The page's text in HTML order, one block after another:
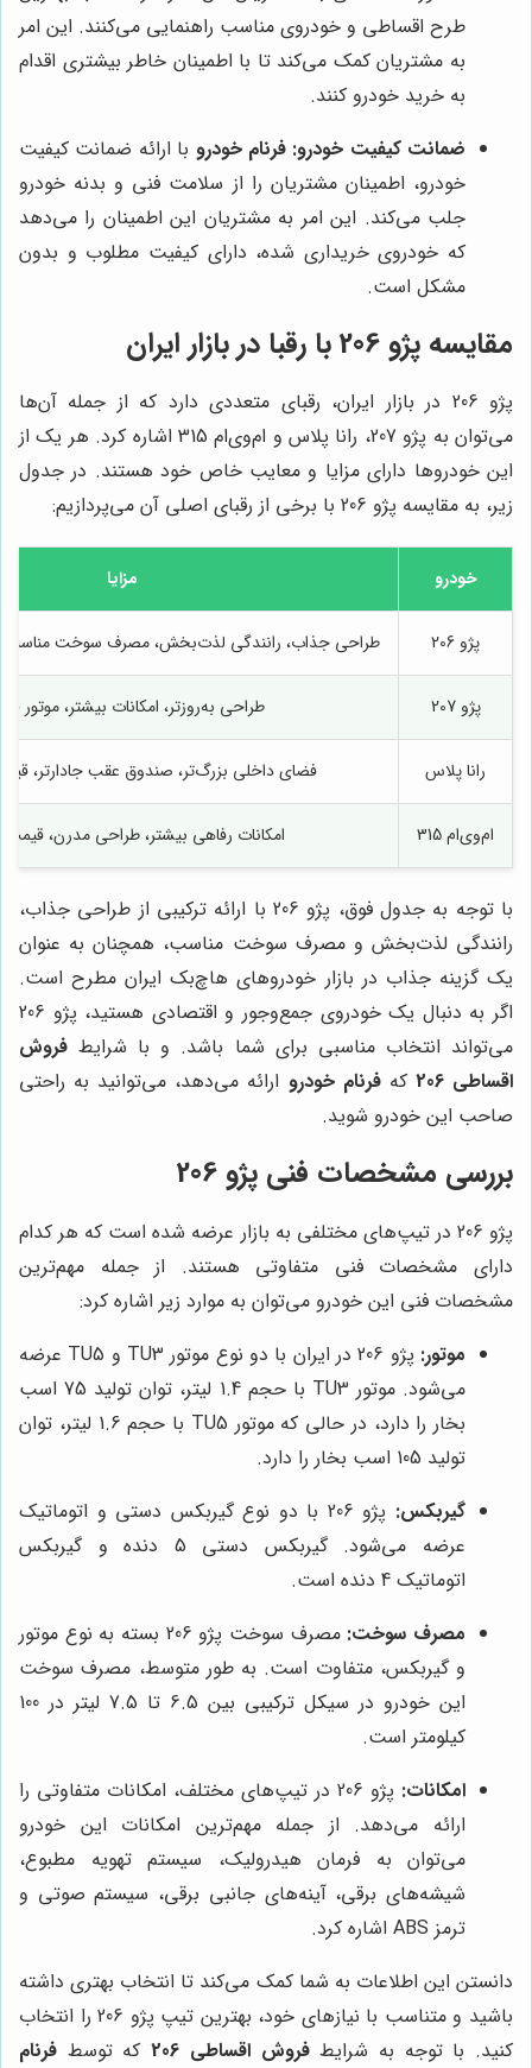
طرح اقساطی و خودروی مناسب راهنمایی می‌کنند. این امر
به مشتریان کمک می‌کند تا با اطمینان خاطر بیشتری اقدام
به خرید خودرو کنند.
ضمانت کیفیت خودرو: فرنام خودرو با ارائه ضمانت کیفیت
خودرو، اطمینان مشتریان را از سلامت فنی و بدنه خودرو
جلب می‌کند. این امر به مشتریان این اطمینان را می‌دهد
که خودروی خریداری شده، دارای کیفیت مطلوب و بدون
مشکل است.
مقایسه پژو 206 با رقبا در بازار ایران
پژو 206 در بازار ایران، رقبای متعددی دارد که از جمله آن‌ها
می‌توان به پژو 207، رانا پلاس و ام‌وی‌ام 315 اشاره کرد. هر یک از
این خودروها دارای مزایا و معایب خاص خود هستند. در جدول
زیر، به مقایسه پژو 206 با برخی از رقبای اصلی آن می‌پردازیم:
خودرو مزایا
پژو 206 طراحی جذاب، رانندگی لذت‌بخش، مصرف سوخت مناسب،
پژو 207 طراحی به‌روزتر، امکانات بیشتر، موتور
رانا پلاس فضای داخلی بزرگ‌تر، صندوق عقب جادارتر،
ام‌وی‌ام 315 امکانات رفاهی بیشتر، طراحی مدرن، قیمت
با توجه به جدول فوق، پژو 206 با ارائه ترکیبی از طراحی جذاب،
رانندگی لذت‌بخش و مصرف سوخت مناسب، همچنان به عنوان
یک گزینه جذاب در بازار خودروهای هاچ‌بک ایران مطرح است.
اگر به دنبال یک خودروی جمع‌وجور و اقتصادی هستید، پژو 206
می‌تواند انتخاب مناسبی برای شما باشد. و با شرایط فروش
اقساطی 206
کهفرنام خودرو ارائه می‌دهد، می‌توانید به راحتی
صاحب این خودرو شوید.
بررسی مشخصات فنی پژو 206
پژو 206 در تیپ‌های مختلفی به بازار عرضه شده است که هر کدام
دارای مشخصات فنی متفاوتی هستند. از جمله مهم‌ترین
مشخصات فنی این خودرو می‌توان به موارد زیر اشاره کرد:
موتور:
پژو 206 در ایران با دو نوع موتور TU3 و TU5 عرضه
می‌شود. موتور TU3 با حجم 1.4 لیتر، توان تولید 75 اسب
بخار را دارد، در حالی که موتور TU5 با حجم 1.6 لیتر، توان
تولید 105 اسب بخار را دارد.
گیربکس:
پژو 206 با دو نوع گیربکس دستی و اتوماتیک
عرضه می‌شود. گیربکس دستی 5 دنده و گیربکس
اتوماتیک 4 دنده است.
مصرف سوخت:
مصرف سوخت پژو 206 بسته به نوع موتور
و گیربکس، متفاوت است. به طور متوسط، مصرف سوخت
این خودرو در سیکل ترکیبی بین 6.5 تا 7.5 لیتر در 100
کیلومتر است.
امکانات:
پژو 206 در تیپ‌های مختلف، امکانات متفاوتی را
ارائه می‌دهد. از جمله مهم‌ترین امکانات این خودرو
می‌توان به فرمان هیدرولیک، سیستم تهویه مطبوع،
شیشه‌های برقی، آینه‌های جانبی برقی، سیستم صوتی و
ترمز ABS اشاره کرد.
دانستن این اطلاعات به شما کمک می‌کند تا انتخاب بهتری داشته
باشید و متناسب با نیازهای خود، بهترین تیپ پژو 206 را انتخاب
کنید. با توجه به شرایطفروش اقساطی 206 که توسط فرنام